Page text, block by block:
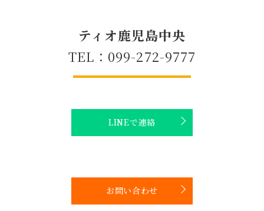
ティオ鹿児島中央
TEL：099-272-9777
LINEで連絡
お問い合わせ